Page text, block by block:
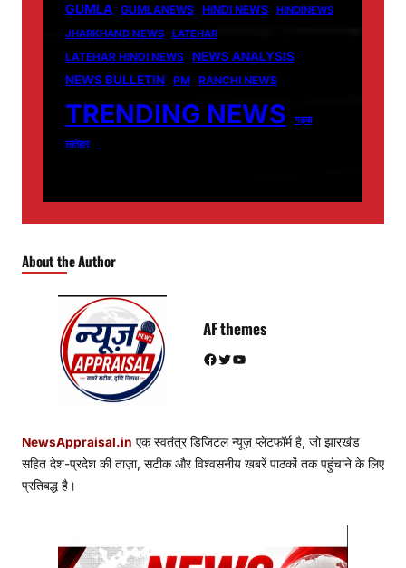
GUMLA GUMLANEWS HINDI NEWS
HINDINEWS
JHARKHAND NEWS
LATEHAR
LATEHAR HINDI NEWS
NEWS ANALYSIS
NEWS BULLETIN PM RANCHI NEWS
TRENDING NEWS
गढ़वा
लातेहार
About the Author
AF themes
Facebook Twitter YouTube
NewsAppraisal.in एक स्वतंत्र डिजिटल न्यूज़ प्लेटफॉर्म है, जो झारखंड
सहित देश-प्रदेश की ताज़ा, सटीक और विश्वसनीय खबरें पाठकों तक पहुंचाने के लिए
प्रतिबद्ध है।